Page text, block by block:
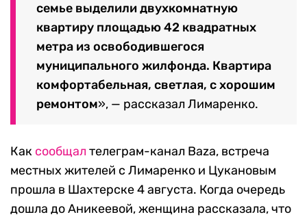
семье выделили двухкомнатную
квартиру площадью 42 квадратных
метра из освободившегося
муниципального жилфонда. Квартира
комфортабельная, светлая, с хорошим
ремонтом», — рассказал Лимаренко.
Как сообщал телеграм-канал Baza, встреча
местных жителей с Лимаренко и Цукановым
прошла в Шахтерске 4 августа. Когда очередь
дошла до Аникеевой, женщина рассказала, что